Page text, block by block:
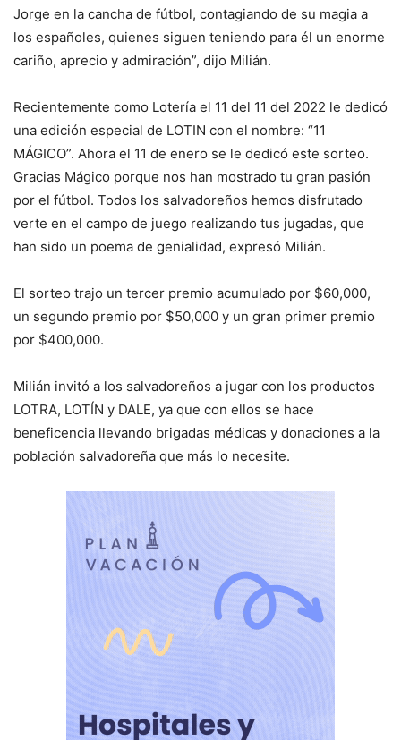
Jorge en la cancha de fútbol, contagiando de su magia a
los españoles, quienes siguen teniendo para él un enorme
cariño, aprecio y admiración”, dijo Milián.
Recientemente como Lotería el 11 del 11 del 2022 le dedicó
una edición especial de LOTIN con el nombre: “11
MÁGICO”. Ahora el 11 de enero se le dedicó este sorteo.
Gracias Mágico porque nos han mostrado tu gran pasión
por el fútbol. Todos los salvadoreños hemos disfrutado
verte en el campo de juego realizando tus jugadas, que
han sido un poema de genialidad, expresó Milián.
El sorteo trajo un tercer premio acumulado por $60,000,
un segundo premio por $50,000 y un gran primer premio
por $400,000.
Milián invitó a los salvadoreños a jugar con los productos
LOTRA, LOTÍN y DALE, ya que con ellos se hace
beneficencia llevando brigadas médicas y donaciones a la
población salvadoreña que más lo necesite.